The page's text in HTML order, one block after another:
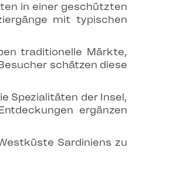
in einer geschützten
mit typischen
traditionelle Märkte,
schätzen diese
Spezialitäten der Insel,
ergänzen
Sardiniens zu